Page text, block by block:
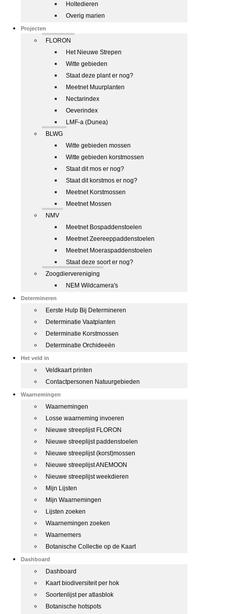
Holtedieren
Overig marien
Projecten
FLORON
Het Nieuwe Strepen
Witte gebieden
Staat deze plant er nog?
Meetnet Muurplanten
Nectarindex
Oeverindex
LMF-a (Dunea)
BLWG
Witte gebieden mossen
Witte gebieden korstmossen
Staat dit mos er nog?
Staat dit korstmos er nog?
Meetnet Korstmossen
Meetnet Mossen
NMV
Meetnet Bospaddenstoelen
Meetnet Zeereeppaddenstoelen
Meetnet Moeraspaddenstoelen
Staat deze soort er nog?
Zoogdiervereniging
NEM Wildcamera's
Determineren
Eerste Hulp Bij Determineren
Determinatie Vaatplanten
Determinatie Korstmossen
Determinatie Orchideeën
Het veld in
Veldkaart printen
Contactpersonen Natuurgebieden
Waarnemingen
Waarnemingen
Losse waarneming invoeren
Nieuwe streeplijst FLORON
Nieuwe streeplijst paddenstoelen
Nieuwe streeplijst (korst)mossen
Nieuwe streeplijst ANEMOON
Nieuwe streeplijst weekdieren
Mijn Lijsten
Mijn Waarnemingen
Lijsten zoeken
Waarnemingen zoeken
Waarnemers
Botanische Collectie op de Kaart
Dashboard
Dashboard
Kaart biodiversiteit per hok
Soortenlijst per atlasblok
Botanische hotspots